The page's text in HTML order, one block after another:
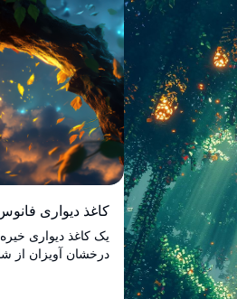
کاغذ دیواری
درخشان آویزان از